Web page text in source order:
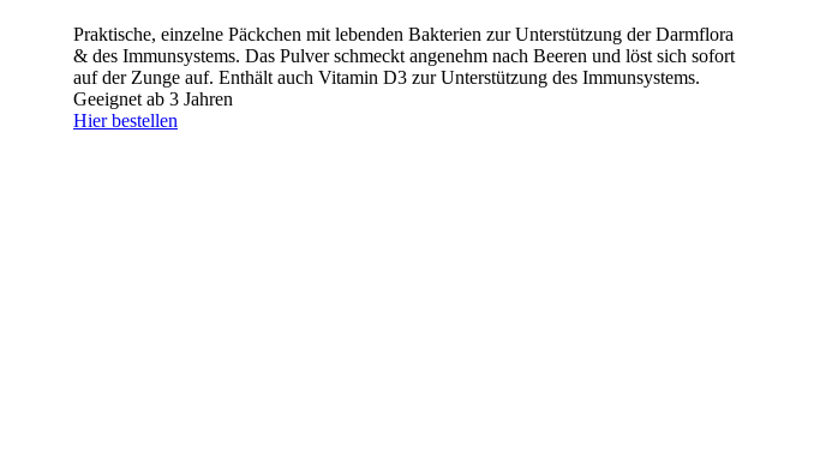
Praktische, einzelne Päckchen mit lebenden Bakterien zur Unterstützung der Darmflora
& des Immunsystems. Das Pulver schmeckt angenehm nach Beeren und löst sich sofort
auf der Zunge auf. Enthält auch Vitamin D3 zur Unterstützung des Immunsystems.
Geeignet ab 3 Jahren
Hier bestellen